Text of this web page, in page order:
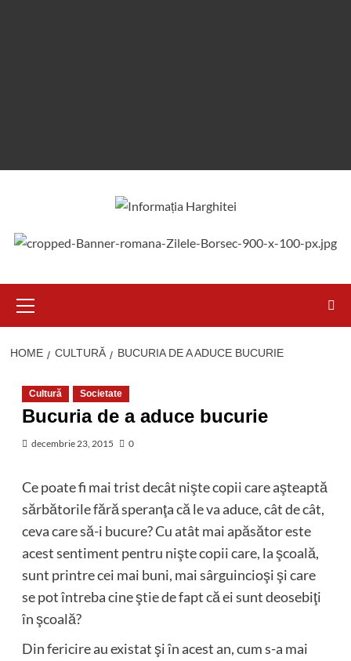
Menu
HOME CULTURĂ BUCURIA DE A ADUCE BUCURIE
Cultură Societate
Bucuria de a aduce bucurie
decembrie 23, 2015 0
Ce poate fi mai trist decât nişte copii care aşteaptă
sărbătorile fără speranţa că le va aduce, cât de cât,
ceva care să-i bucure? Cu atât mai apăsător este
acest sentiment pentru nişte copii care, la şcoală,
sunt printre cei mai buni, mai sârguincioşi şi care
se pot întreba cine ştie de fapt că ei sunt deosebiţi
în şcoală?
Din fericire au existat şi în acest an, cum s-a mai